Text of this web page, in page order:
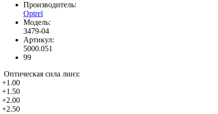
Производитель:
Optrel
Модель:
3479-04
Артикул:
5000.051
99
Оптическая сила линз:
+1.00
+1.50
+2.00
+2.50